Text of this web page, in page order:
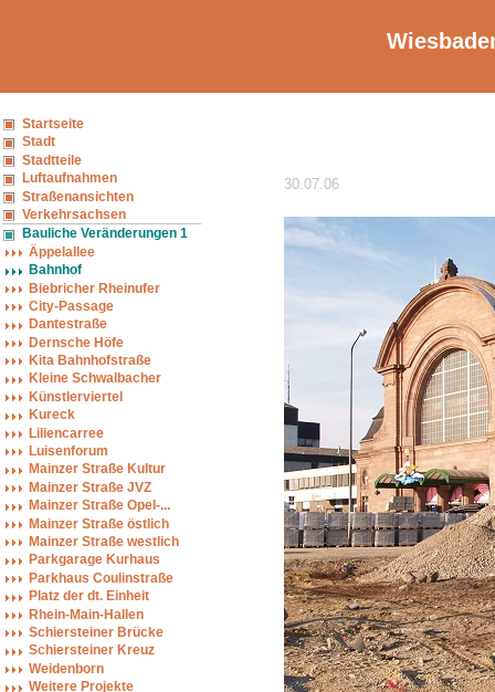
Startseite
Stadt
Stadtteile
Luftaufnahmen
Straßenansichten
Verkehrsachsen
Bauliche Veränderungen 1
Äppelallee
Bahnhof
Biebricher Rheinufer
City-Passage
Dantestraße
Dernsche Höfe
Kita Bahnhofstraße
Kleine Schwalbacher
Künstlerviertel
Kureck
Liliencarree
Luisenforum
Mainzer Straße Kultur
Mainzer Straße JVZ
Mainzer Straße Opel-...
Mainzer Straße östlich
Mainzer Straße westlich
Parkgarage Kurhaus
Parkhaus Coulinstraße
Platz der dt. Einheit
Rhein-Main-Hallen
Schiersteiner Brücke
Schiersteiner Kreuz
Weidenborn
Weitere Projekte
30.07.06